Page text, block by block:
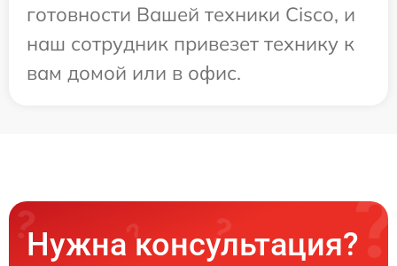
готовности Вашей техники Cisco, и
наш сотрудник привезет технику к
вам домой или в офис.
Нужна консультация?